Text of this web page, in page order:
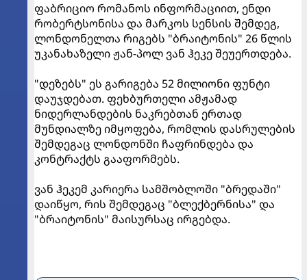
ფაბრიციო რომანოს ინფორმაციით, ენდი
რობერტსონისა და მარკოს სენსის შემდეგ,
ლონდონელთა რიგებს "ბრაიტონის" 26 წლის
უკანახაზელი ჟან-პოლ ვან ჰეკე შეუერთდება.
"დეზებს" ეს გარიგება 52 მილიონი ფუნტი
დაუჯდებათ. ფეხბურთელი ამჟამად
ნიდერლანდების ნაკრებთან ერთად
მუნდიალზე იმყოფება, რომლის დასრულების
შემდეგაც ლონდონში ჩაფრინდება და
კონტრაქტს გააფორმებს.
ვან ჰეკემ კარიერა სამშობლოში "ბრედაში"
დაიწყო, რის შემდეგაც "ბლექბერნისა" და
"ბრაიტონის" მაისურსაც ირგებდა.